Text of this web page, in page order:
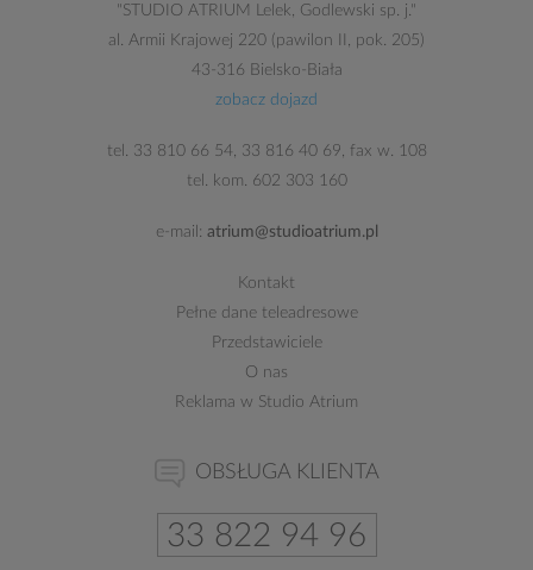
"STUDIO ATRIUM Lelek, Godlewski sp. j."
al. Armii Krajowej 220 (pawilon II, pok. 205)
43-316 Bielsko-Biała
zobacz dojazd
tel. 33 810 66 54, 33 816 40 69, fax w. 108
tel. kom. 602 303 160
e-mail: atrium@studioatrium.pl
Kontakt
Pełne dane teleadresowe
Przedstawiciele
O nas
Reklama w Studio Atrium
OBSŁUGA KLIENTA
33 822 94 96